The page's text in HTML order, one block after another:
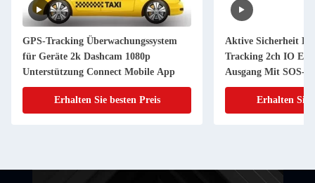
GPS-Tracking Überwachungssystem
für Geräte 2k Dashcam 1080p
Unterstützung Connect Mobile App
Erhalten Sie besten Preis
Aktive Sicherheit
Tracking 2ch IO
Ausgang Mit SOS-
Erhalten Sie